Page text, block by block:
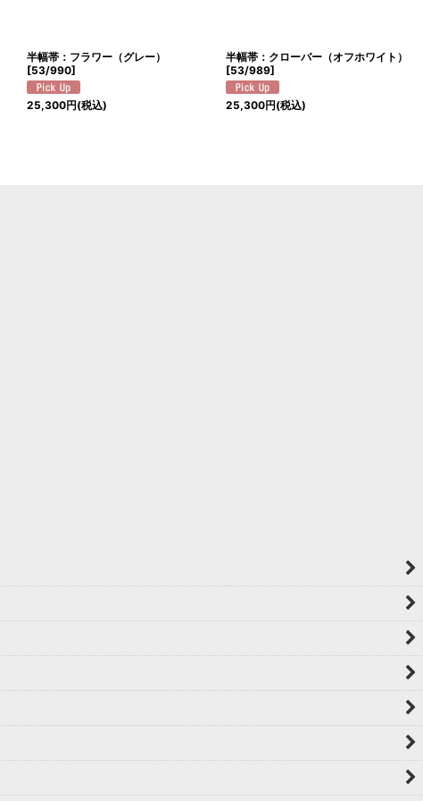
半幅帯：フラワー（グレー）
[53/990]
25,300円(税込)
半幅帯：クローバー（オフホワイト）
[53/989]
25,300円(税込)